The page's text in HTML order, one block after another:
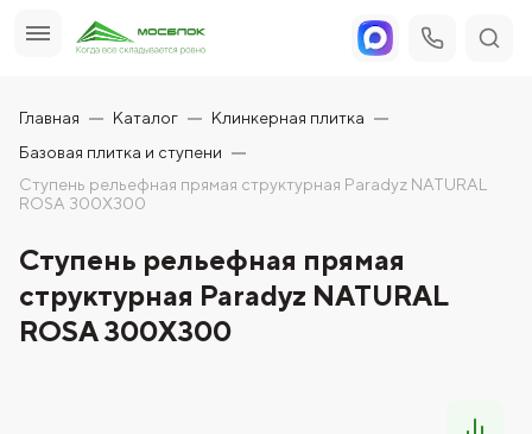
Главная Каталог
Клинкерная плитка
Базовая плитка и ступени
Ступень рельефная прямая структурная Paradyz NATURAL
ROSA 300X300
Ступень рельефная прямая
структурная Paradyz NATURAL
ROSA 300X300